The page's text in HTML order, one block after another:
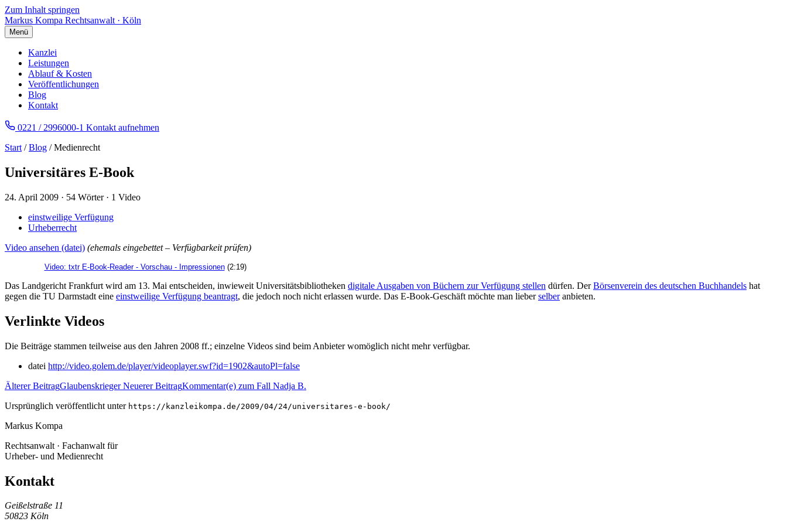
Zum Inhalt springen
Markus Kompa Rechtsanwalt · Köln
Menü
Kanzlei
Leistungen
Ablauf & Kosten
Veröffentlichungen
Blog
Kontakt
0221 / 2996000-1 Kontakt aufnehmen
Start /Blog / Medienrecht
Universitäres E-Book
24. April 2009 · 54 Wörter · 1 Video
einstweilige Verfügung
Urheberrecht
Video ansehen (datei) (ehemals eingebettet – Verfügbarkeit prüfen)
Video: txtr E-Book-Reader - Vorschau - Impressionen(2:19)
Das Landgericht Frankfurt wird am 13. Mai entscheiden, inwieweit Universitätsbibliotheken digitale Ausgaben von Büchern zur Verfügung stellen dürfen. DerBörsenverein des deutschen Buchhandels hat
gegen die TU Darmstadt eine einstweilige Verfügung beantragt, die jedoch noch nicht erlassen wurde. Das E-Book-Geschäft möchte man lieberselberanbieten.
Verlinkte Videos
Die Beiträge stammen teilweise aus den Jahren 2008 ff.; einzelne Videos sind beim Anbieter womöglich nicht mehr verfügbar.
datei http://video.golem.de/player/videoplayer.swf?id=1902&autoPl=false
Älterer BeitragGlaubenskriegerNeuerer BeitragKommentar(e) zum Fall Nadja B.
Ursprünglich veröffentlicht unter https://kanzleikompa.de/2009/04/24/universitares-e-book/
Markus Kompa
Rechtsanwalt · Fachanwalt für
Urheber- und Medienrecht
Kontakt
Geißelstraße 11
50823 Köln